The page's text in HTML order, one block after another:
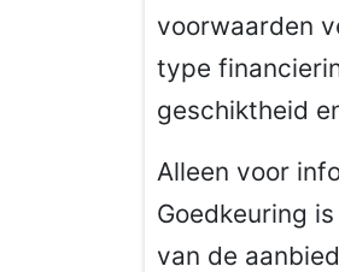
voorwaarden
type
geschiktheid
Alleen voor
Goedkeuring
van de